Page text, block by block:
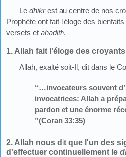
Ledhikrest au centre de nos
Prophète ont fait l'éloge des bienfaits
versets et ahadith.
1. Allah fait l'éloge des
Allah, exalté soit-Il, dit dans le
“…invocateurs souvent
invocatrices: Allah a
pardon et une énorme
”(Coran 33:35)
2. Allah nous dit que l'un des
d'effectuer continuellement le